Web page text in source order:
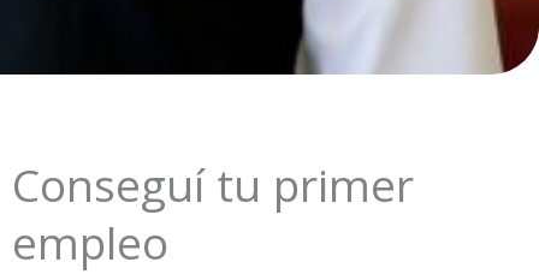
Conseguí tu primer
empleo